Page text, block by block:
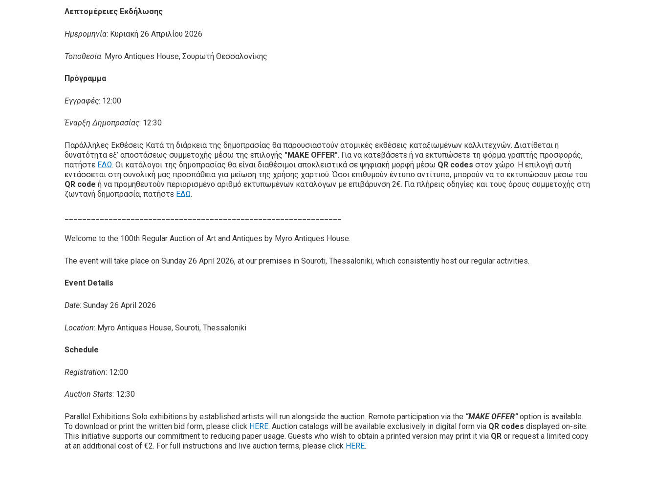
Λεπτομέρειες Εκδήλωσης
Ημερομηνία: Κυριακή 26 Απριλίου 2026
Τοποθεσία: Myro Antiques House, Σουρωτή Θεσσαλονίκης
Πρόγραμμα
Εγγραφές: 12:00
Έναρξη Δημοπρασίας: 12:30
Παράλληλες Εκθέσεις Κατά τη διάρκεια της δημοπρασίας θα παρουσιαστούν ατομικές εκθέσεις καταξιωμένων καλλιτεχνών. Διατίθεται η
δυνατότητα εξ’ αποστάσεως συμμετοχής μέσω της επιλογής "MAKE OFFER". Για να κατεβάσετε ή να εκτυπώσετε τη φόρμα γραπτής προσφοράς,
πατήστε ΕΔΩ. Οι κατάλογοι της δημοπρασίας θα είναι διαθέσιμοι αποκλειστικά σε ψηφιακή μορφή μέσω QR codes στον χώρο. Η επιλογή αυτή
εντάσσεται στη συνολική μας προσπάθεια για μείωση της χρήσης χαρτιού. Όσοι επιθυμούν έντυπο αντίτυπο, μπορούν να το εκτυπώσουν μέσω του
QR code ή να προμηθευτούν περιορισμένο αριθμό εκτυπωμένων καταλόγων με επιβάρυνση 2€. Για πλήρεις οδηγίες και τους όρους συμμετοχής στη
ζωντανή δημοπρασία, πατήστε ΕΔΩ.
Welcome to the 100th Regular Auction of Art and Antiques by Myro Antiques House.
The event will take place on Sunday 26 April 2026, at our premises in Souroti, Thessaloniki, which consistently host our regular activities.
Event Details
Date: Sunday 26 April 2026
Location: Myro Antiques House, Souroti, Thessaloniki
Schedule
Registration: 12:00
Auction Starts: 12:30
Parallel Exhibitions Solo exhibitions by established artists will run alongside the auction. Remote participation via the “MAKE OFFER”option is available.
To download or print the written bid form, please click HERE. Auction catalogs will be available exclusively in digital form via QR codes displayed on-site.
This initiative supports our commitment to reducing paper usage. Guests who wish to obtain a printed version may print it via QR or request a limited copy
at an additional cost of €2. For full instructions and live auction terms, please click HERE.